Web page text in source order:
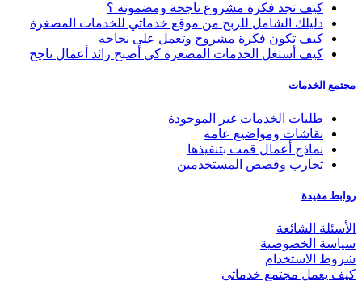
كيف تجد فكرة مشروع ناجحة ومضمونة ؟
دليلك الشامل للربح من موقع خدماتي للخدمات المصغرة
كيف تكون فكرة مشروح وتعمل على نجاحه
كيف أستغل الخدمات المصغرة كي أصبح رائد أعمال ناجح
مجتمع الخدمات
طلبات الخدمات غير الموجودة
نقاشات ومواضيع عامة
نماذج أعمال قمت بتنفيذها
تجارب وقصص المستخدمين
روابط مفيدة
الأسئلة الشائعة
سياسة الخصوصية
شروط الاستخدام
كيف يعمل مجتمع خدماتي